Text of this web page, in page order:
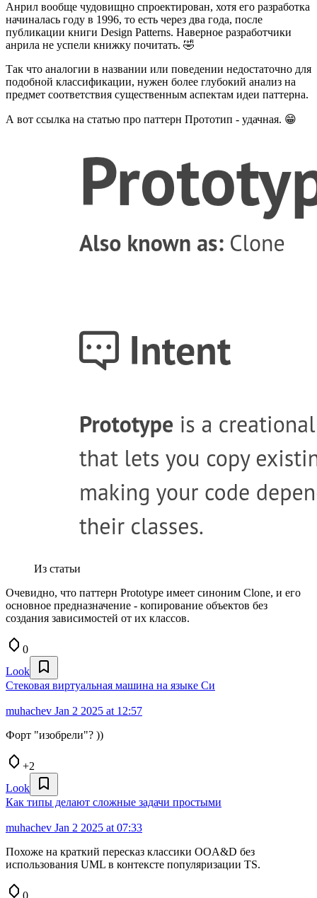
Анрил вообще чудовищно спроектирован, хотя его разработка
начиналась году в 1996, то есть через два года, после
публикации книги Design Patterns. Наверное разработчики
анрила не успели книжку почитать. 🤣
Так что аналогии в названии или поведении недостаточно для
подобной классификации, нужен более глубокий анализ на
предмет соответствия существенным аспектам идеи паттерна.
А вот ссылка на статью про паттерн Прототип - удачная. 😁
Из статьи
Очевидно, что паттерн Prototype имеет синоним Clone, и его
основное предназначение - копирование объектов без
создания зависимостей от их классов.
0
Look
Стековая виртуальная машина на языке Си
muhachev Jan 2 2025 at 12:57
Форт "изобрели"? ))
+2
Look
Как типы делают сложные задачи простыми
muhachev Jan 2 2025 at 07:33
Похоже на краткий пересказ классики OOA&D без
использования UML в контексте популяризации TS.